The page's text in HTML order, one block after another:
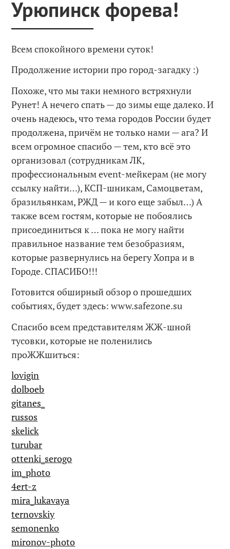
Урюпинск форева!
Всем спокойного времени суток!
Продолжение истории прогород-загадку :)
Похоже, что мы таки немного встряхнули
Рунет! А нечего спать — до зимы еще далеко. И
очень надеюсь, что тема городов России будет
продолжена, причём не только нами — ага? И
всем огромное спасибо — тем, кто всё это
организовал (сотрудникам ЛК,
профессиональным event-мейкерам (не могу
ссылку найти…), КСП-шникам, Самоцветам,
бразильянкам, РЖД — и кого еще забыл…) А
также всем гостям, которые не побоялись
присоединиться к … пока не могу найти
правильное название тем безобразиям,
которые развернулись на берегу Хопра и в
Городе. СПАСИБО!!!
Готовится обширный обзор о прошедших
событиях, будет здесь: www.safezone.su
Спасибо всем представителям ЖЖ-шной
тусовки, которые не поленились
проЖЖшиться:
lovigin
dolboeb
gitanes_
russos
skelick
turubar
ottenki_serogo
im_photo
4ert-z
mira_lukavaya
ternovskiy
semonenko
mironov-photo